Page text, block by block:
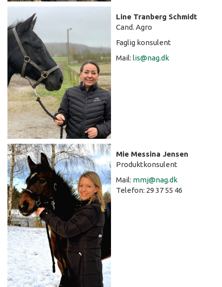
Line Tranberg Schmidt
Cand. Agro
Faglig konsulent
Mail: lis@nag.dk
Mie Messina Jensen
Produktkonsulent
Mail: mmj@nag.dk
Telefon: 29 37 55 46